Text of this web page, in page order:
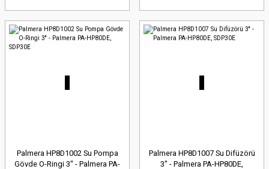
Palmera HP8D1002 Su Pompa
Gövde O-Ringi 3'' - Palmera PA-
Palmera HP8D1007 Su Difüzörü
3'' - Palmera PA-HP80DE,